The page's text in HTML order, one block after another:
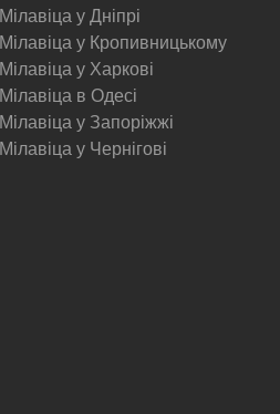
Мілавіца у Дніпрі
Мілавіца у Кропивницькому
Мілавіца у Харкові
Мілавіца в Одесі
Мілавіца у Запоріжжі
Мілавіца у Чернігові